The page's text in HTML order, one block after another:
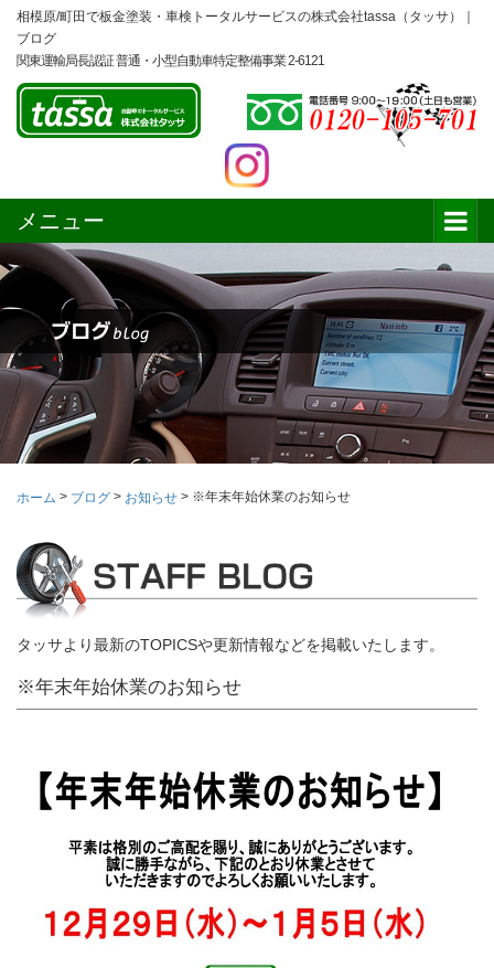
相模原/町田で板金塗装・車検トータルサービスの株式会社tassa（タッサ）｜
ブログ
関東運輸局長認証 普通・小型自動車特定整備事業 2-6121
メニュー
ホーム > ブログ > お知らせ > ※年末年始休業のお知らせ
タッサより最新のTOPICSや更新情報などを掲載いたします。
※年末年始休業のお知らせ